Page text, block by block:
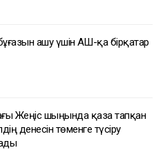
ашу үшін АҚШ-қа бірқатар
Жеңіс шыңында қаза тапқан
денесін төменге түсіру